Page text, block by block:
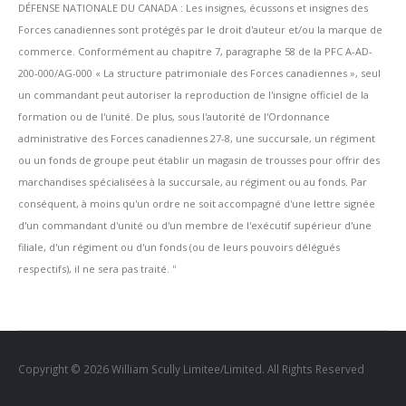
DÉFENSE NATIONALE DU CANADA : Les insignes, écussons et insignes des
Forces canadiennes sont protégés par le droit d'auteur et/ou la marque de
commerce. Conformément au chapitre 7, paragraphe 58 de la PFC A-AD-
200-000/AG-000 « La structure patrimoniale des Forces canadiennes », seul
un commandant peut autoriser la reproduction de l'insigne officiel de la
formation ou de l'unité. De plus, sous l'autorité de l'Ordonnance
administrative des Forces canadiennes 27-8, une succursale, un régiment
ou un fonds de groupe peut établir un magasin de trousses pour offrir des
marchandises spécialisées à la succursale, au régiment ou au fonds. Par
conséquent, à moins qu'un ordre ne soit accompagné d'une lettre signée
d'un commandant d'unité ou d'un membre de l'exécutif supérieur d'une
filiale, d'un régiment ou d'un fonds (ou de leurs pouvoirs délégués
respectifs), il ne sera pas traité. ''
Copyright © 2026 William Scully Limitee/Limited. All Rights Reserved